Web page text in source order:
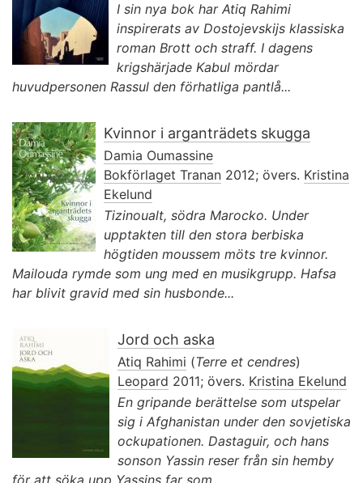
I sin nya bok har Atiq Rahimi
inspirerats av Dostojevskijs klassiska
roman Brott och straff. I dagens
krigshärjade Kabul mördar
huvudpersonen Rassul den förhatliga pantlå...
Kvinnor i arganträdets skugga
Damia Oumassine
Bokförlaget Tranan 2012; övers. Kristina
Ekelund
Tizinoualt, södra Marocko. Under
upptakten till den stora berbiska
högtiden moussem möts tre kvinnor.
Mailouda rymde som ung med en musikgrupp. Hafsa
har blivit gravid med sin husbonde...
Jord och aska
Atiq Rahimi (Terre et cendres)
Leopard 2011; övers. Kristina Ekelund
En gripande berättelse som utspelar
sig i Afghanistan under den sovjetiska
ockupationen. Dastaguir, och hans
sonson Yassin reser från sin hemby